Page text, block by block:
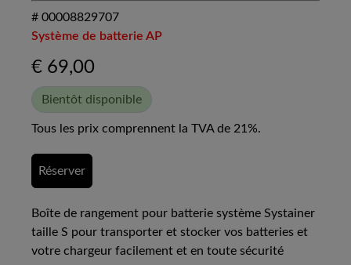
# 00008829707
Système de batterie AP
€ 69,00
Bientôt disponible
Tous les prix comprennent la TVA de 21%.
Réserver
Boîte de rangement pour batterie système Systainer
taille S pour transporter et stocker vos batteries et
votre chargeur facilement et en toute sécurité